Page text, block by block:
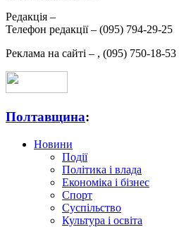
Редакція –
Телефон редакції – (095) 794-29-25
Реклама на сайті – , (095) 750-18-53
Полтавщина:
Новини
Події
Політика і влада
Економіка і бізнес
Спорт
Суспільство
Культура і освіта